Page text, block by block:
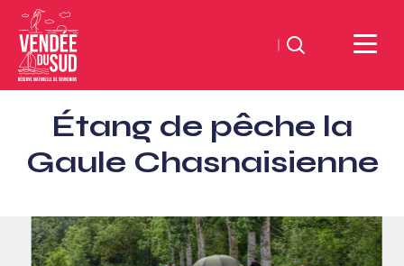
Sud
Vendée
ToerismeVVV-
Zoeken
Étang de pêche la
Gaule Chasnaisienne